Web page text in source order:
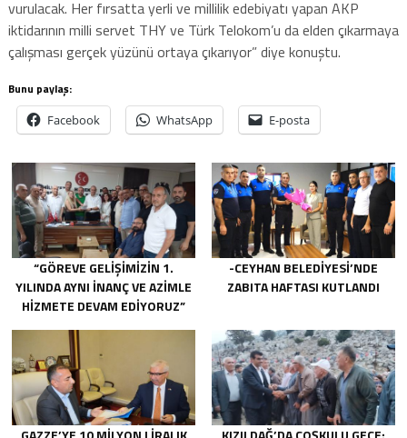
vurulacak. Her fırsatta yerli ve millilik edebiyatı yapan AKP
iktidarının milli servet THY ve Türk Telokom’u da elden çıkarmaya
çalışması gerçek yüzünü ortaya çıkarıyor” diye konuştu.
Bunu paylaş:
Facebook WhatsApp E-posta
“GÖREVE GELIŞIMIZIN 1.
YILINDA AYNI INANÇ VE AZIMLE
HIZMETE DEVAM EDIYORUZ”
-CEYHAN BELEDIYESI’NDE
ZABITA HAFTASI KUTLANDI